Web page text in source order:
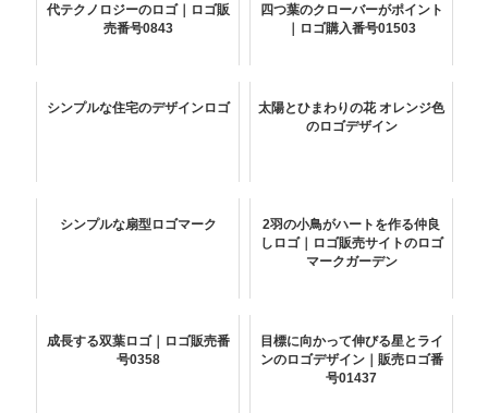
代テクノロジーのロゴ｜ロゴ販
売番号0843
四つ葉のクローバーがポイント
｜ロゴ購入番号01503
シンプルな住宅のデザインロゴ
太陽とひまわりの花 オレンジ色
のロゴデザイン
シンプルな扇型ロゴマーク
2羽の小鳥がハートを作る仲良
しロゴ｜ロゴ販売サイトのロゴ
マークガーデン
成長する双葉ロゴ｜ロゴ販売番
号0358
目標に向かって伸びる星とライ
ンのロゴデザイン｜販売ロゴ番
号01437